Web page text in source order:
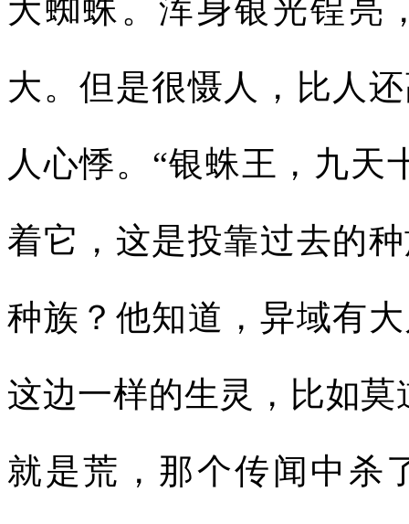
大蜘蛛。浑身银光锃亮
大。但是很慑人，比人
人心悸。“银蛛王，九天
着它，这是投靠过去的
种族？他知道，异域有
这边一样的生灵，比如
就是荒，那个传闻中杀